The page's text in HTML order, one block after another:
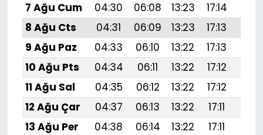
7 Ağu Cum
04:30 06:08 13:23 17:14
8 Ağu Cts
04:31 06:09 13:23 17:13
9 Ağu Paz
04:33 06:10 13:22 17:13
10 Ağu Pts
04:34 06:11 13:22 17:12
11 Ağu Sal
04:35 06:12 13:22 17:12
12 Ağu Çar
04:37 06:13 13:22 17:11
13 Ağu Per
04:38 06:14 13:22 17:11